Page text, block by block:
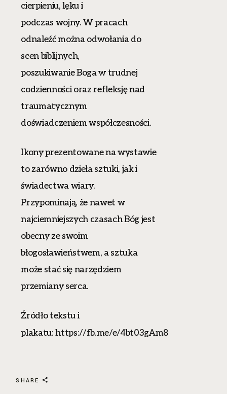
cierpieniu, lęku i
podczas wojny. W pracach
odnaleźć można odwołania do
scen biblijnych,
poszukiwanie Boga w trudnej
codzienności oraz refleksję nad
traumatycznym
doświadczeniem współczesności.
Ikony prezentowane na wystawie
to zarówno dzieła sztuki, jak i
świadectwa wiary.
Przypominają, że nawet w
najciemniejszych czasach Bóg jest
obecny ze swoim
błogosławieństwem, a sztuka
może stać się narzędziem
przemiany serca.
Źródło tekstu i
plakatu:https://fb.me/e/4bt03gAm8
SHARE